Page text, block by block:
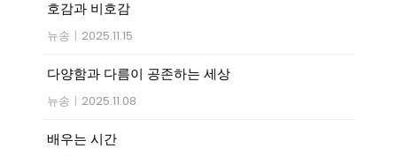
호감과 비호감
뉴송 | 2025.11.15
다양함과 다름이 공존하는 세상
뉴송 | 2025.11.08
배우는 시간